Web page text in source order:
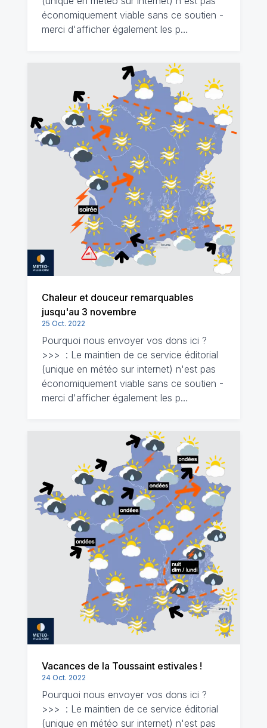
économiquement viable sans ce soutien -
merci d'afficher également les p…
Chaleur et douceur remarquables
jusqu'au 3 novembre
25 Oct. 2022
Pourquoi nous envoyer vos dons ici ?
>>> : Le maintien de ce service éditorial
(unique en météo sur internet) n'est pas
économiquement viable sans ce soutien -
merci d'afficher également les p…
Vacances de la Toussaint estivales !
24 Oct. 2022
Pourquoi nous envoyer vos dons ici ?
>>> : Le maintien de ce service éditorial
(unique en météo sur internet) n'est pas